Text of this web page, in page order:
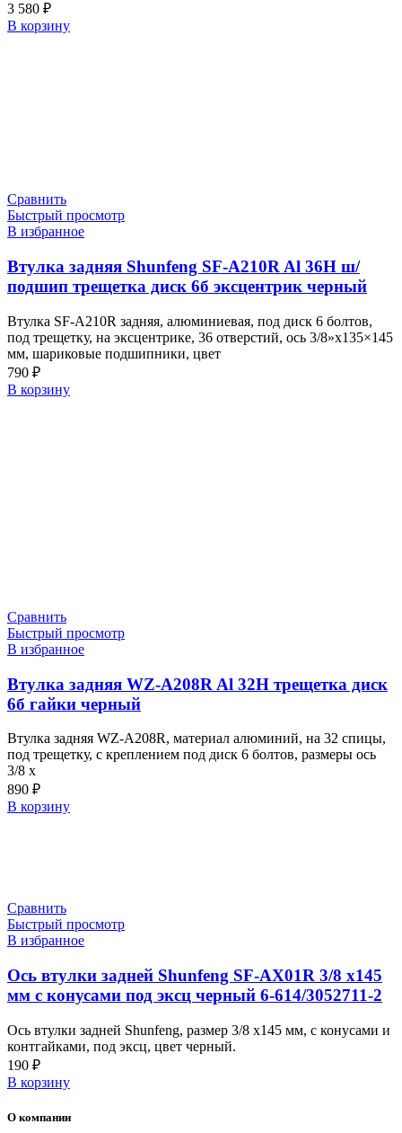
3 580 ₽
В корзину
Сравнить
Быстрый просмотр
В избранное
Втулка задняя Shunfeng SF-A210R Al 36H ш/
подшип трещетка диск 6б эксцентрик черный
Втулка SF-A210R задняя, алюминиевая, под диск 6 болтов,
под трещетку, на эксцентрике, 36 отверстий, ось 3/8»х135×145
мм, шариковые подшипники, цвет
790 ₽
В корзину
Сравнить
Быстрый просмотр
В избранное
Втулка задняя WZ-A208R Al 32H трещетка диск
6б гайки черный
Втулка задняя WZ-A208R, материал алюминий, на 32 спицы,
под трещетку, с креплением под диск 6 болтов, размеры ось
3/8 х
890 ₽
В корзину
Сравнить
Быстрый просмотр
В избранное
Ось втулки задней Shunfeng SF-AX01R 3/8 х145
мм с конусами под эксц черный 6-614/3052711-2
Ось втулки задней Shunfeng, размер 3/8 х145 мм, с конусами и
контгайками, под эксц, цвет черный.
190 ₽
В корзину
О компании